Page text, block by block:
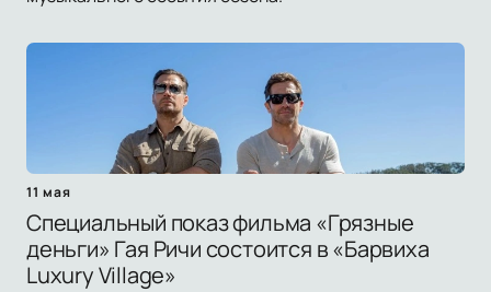
11 мая
Специальный показ фильма «Грязные
деньги» Гая Ричи состоится в «Барвиха
Luxury Village»